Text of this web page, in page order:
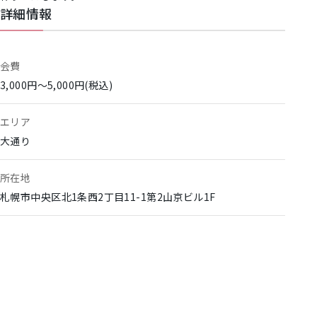
詳細情報
会費
3,000円～5,000円(税込)
エリア
大通り
所在地
札幌市中央区北1条西2丁目11-1第2山京ビル1F